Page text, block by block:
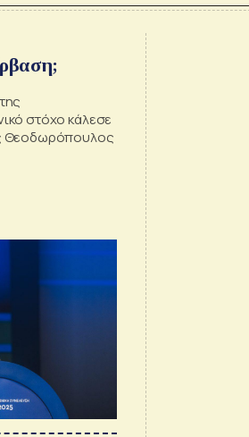
στόχο κάλεσε
Θεοδωρόπουλος